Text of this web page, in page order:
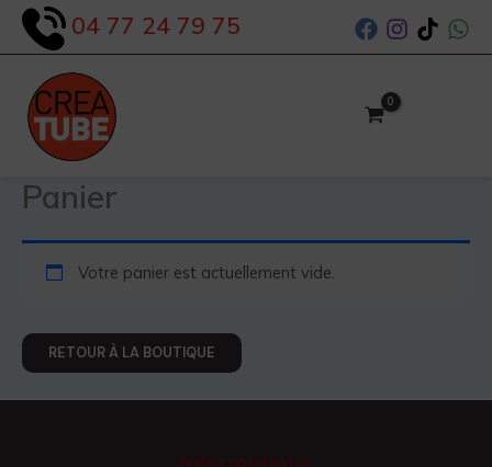
Aller
04 77 24 79 75
Panier
Votre panier est actuellement vide.
RETOUR À LA BOUTIQUE